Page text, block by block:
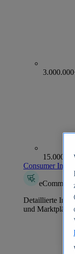
15.000+
Consumer
Detaillierte
und